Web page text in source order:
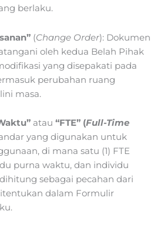
berlaku.
(Change Order): Dokumen
oleh kedua Belah Pihak
yang disepakati pada
perubahan ruang
masa.
atau “FTE” (Full-Time
yang digunakan untuk
di mana satu (1) FTE
purna waktu, dan individu
sebagai pecahan dari
dalam Formulir